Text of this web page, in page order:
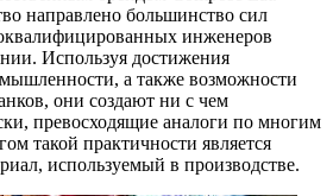
направлено большинство сил
инженеров
Используя достижения
а также возможности
они создают ни с чем
превосходящие аналоги по многим
такой практичности является
используемый в производстве.